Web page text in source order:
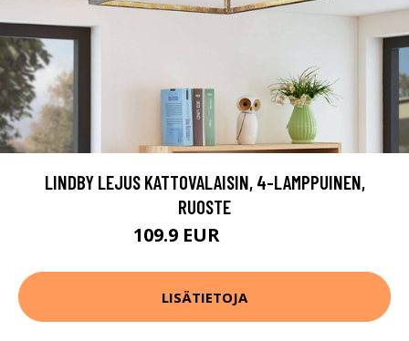
LINDBY LEJUS KATTOVALAISIN, 4-LAMPPUINEN,
RUOSTE
109.9 EUR
LISÄTIETOJA